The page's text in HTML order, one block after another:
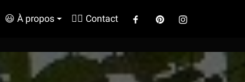
😃 À propos ✍🏼 Contact